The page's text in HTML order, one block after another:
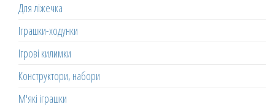
Для ліжечка
Іграшки-ходунки
Ігрові килимки
Конструктори, набори
М'які іграшки